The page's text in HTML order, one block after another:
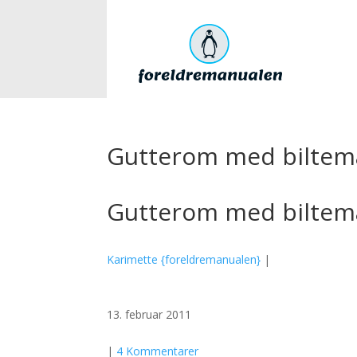
Gutterom med
Gutterom med
Karimette {foreldremanualen} |
13. februar 2011
| 4 Kommentarer